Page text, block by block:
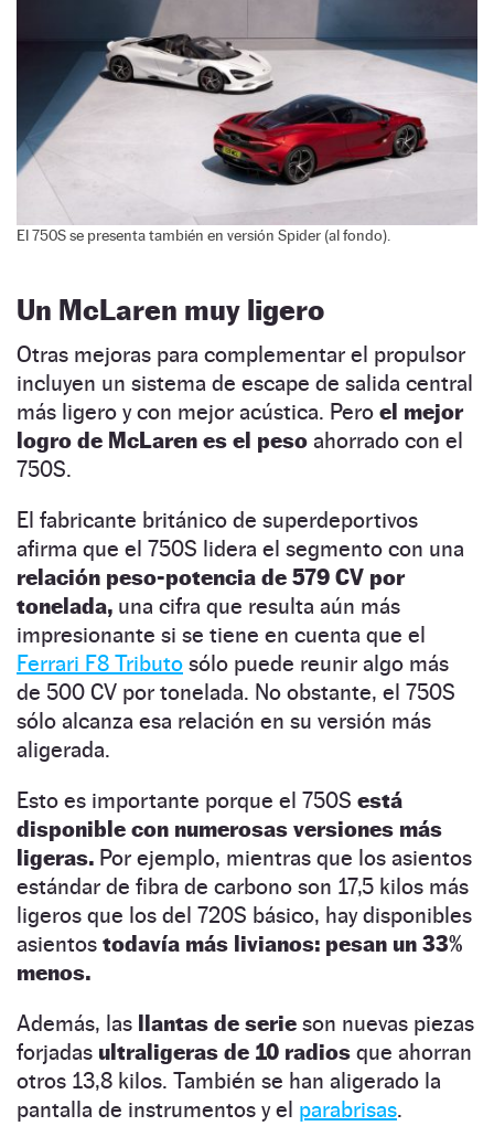
El 750S se presenta también en versión Spider (al fondo).
Un McLaren muy ligero
Otras mejoras para complementar el propulsor
incluyen un sistema de escape de salida central
más ligero y con mejor acústica. Pero el mejor
logro de McLaren es el peso ahorrado con el
750S.
El fabricante británico de superdeportivos
afirma que el 750S lidera el segmento con una
relación peso-potencia de 579 CV por
tonelada, una cifra que resulta aún más
impresionante si se tiene en cuenta que el
Ferrari F8 Tributo sólo puede reunir algo más
de 500 CV por tonelada. No obstante, el 750S
sólo alcanza esa relación en su versión más
aligerada.
Esto es importante porque el 750S está
disponible con numerosas versiones más
ligeras. Por ejemplo, mientras que los asientos
estándar de fibra de carbono son 17,5 kilos más
ligeros que los del 720S básico, hay disponibles
asientos todavía más livianos: pesan un 33%
menos.
Además, las llantas de serie son nuevas piezas
forjadas ultraligeras de 10 radios que ahorran
otros 13,8 kilos. También se han aligerado la
pantalla de instrumentos y el parabrisas.